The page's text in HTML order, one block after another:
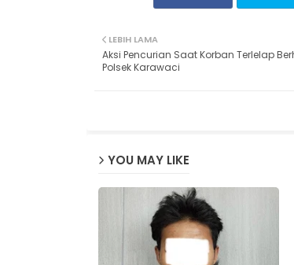
LEBIH LAMA
Aksi Pencurian Saat Korban Terlelap
Polsek Karawaci
YOU MAY LIKE